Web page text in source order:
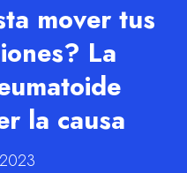
mover tus
La
la causa